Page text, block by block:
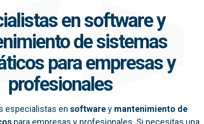
en software y
de sistemas
para empresas y
profesionales
especialistas en softwarey mantenimiento de
para empresas y profesionales. Si necesitas una